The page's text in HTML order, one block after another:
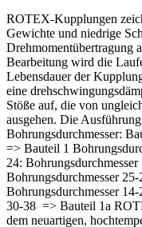
ROTEX-Kupplungen
Gewichte und niedrige
Drehmomentübertragung
Bearbeitung wird die
Lebensdauer der
eine
Stöße auf, die von
ausgehen. Die
Bohrungsdurchmesser:
=> Bauteil 1
24:
Bohrungsdurchmesser
Bohrungsdurchmesser
30-38 => Bauteil 1a
dem neuartigen,